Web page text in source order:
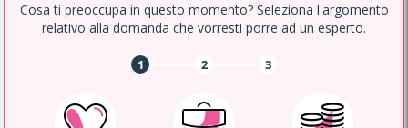
Cosa ti preoccupa in questo momento? Seleziona l'argomento
relativo alla domanda che vorresti porre ad un esperto.
1 2 3